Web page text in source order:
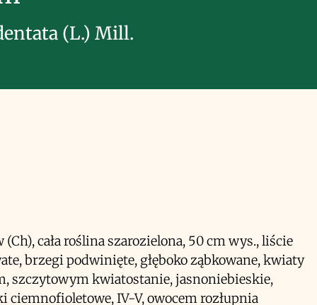
(L.) Mill.
(Ch), cała roślina szarozielona, 50 cm wys., liście
brzegi podwinięte, głęboko ząbkowane, kwiaty
szczytowym kwiatostanie, jasnoniebieskie,
ciemnofioletowe, IV-V, owocem rozłupnia